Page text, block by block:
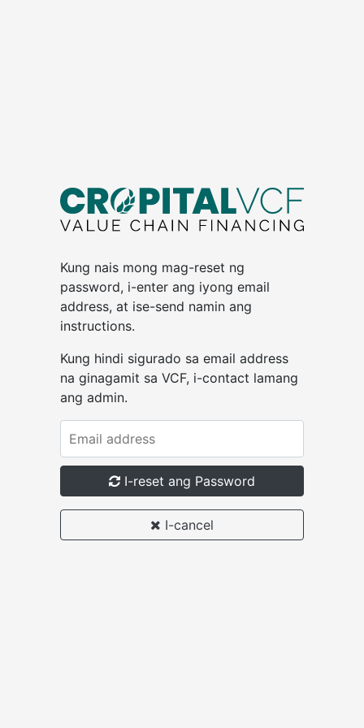
Kung nais mong mag-reset ng
password, i-enter ang iyong email
address, at ise-send namin ang
instructions.
Kung hindi sigurado sa email address
na ginagamit sa VCF, i-contact lamang
ang admin.
I-reset ang Password
I-cancel